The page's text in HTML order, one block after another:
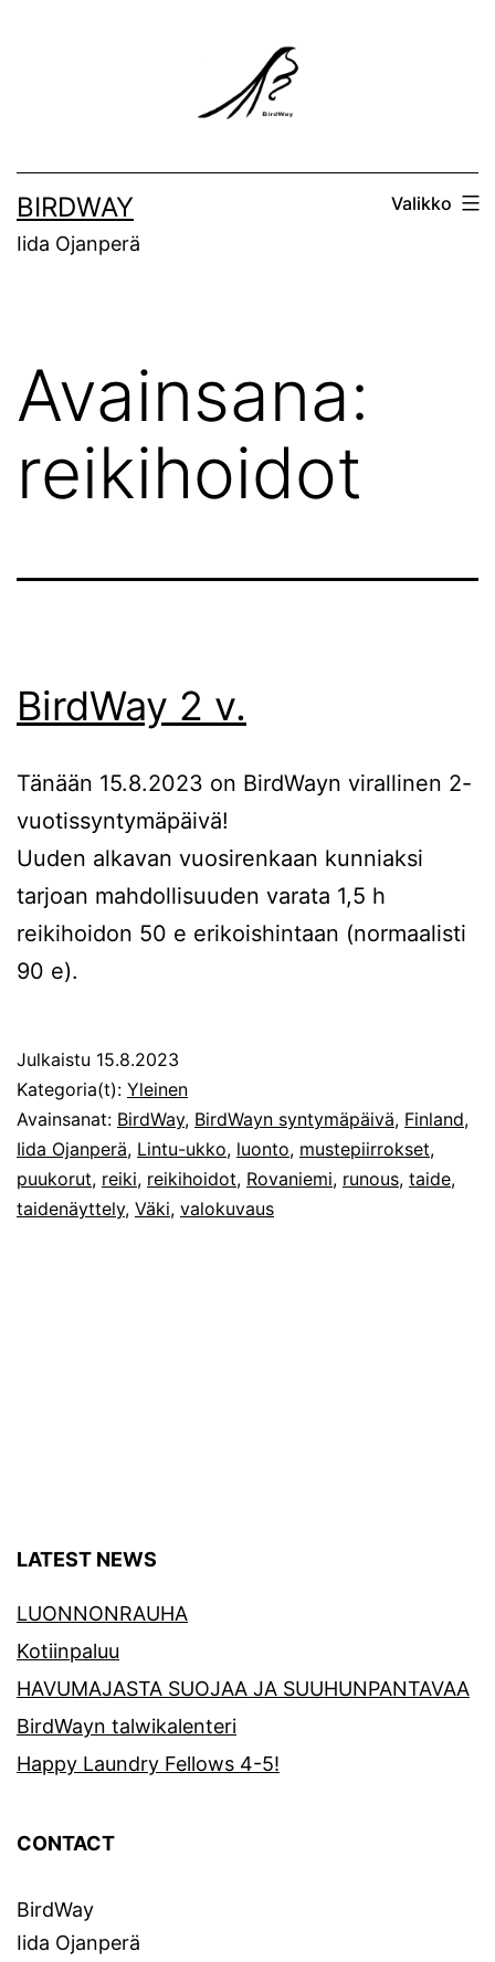
BIRDWAY
Iida Ojanperä
Valikko
Avainsana:
reikihoidot
BirdWay 2 v.
Tänään 15.8.2023 on BirdWayn virallinen 2-
vuotissyntymäpäivä!
Uuden alkavan vuosirenkaan kunniaksi
tarjoan mahdollisuuden varata 1,5 h
reikihoidon 50 e erikoishintaan (normaalisti
90 e).
Julkaistu 15.8.2023
Kategoria(t): Yleinen
Avainsanat: BirdWay, BirdWayn syntymäpäivä, Finland,
Iida Ojanperä, Lintu-ukko, luonto, mustepiirrokset,
puukorut, reiki, reikihoidot, Rovaniemi, runous, taide,
taidenäyttely, Väki, valokuvaus
LATEST NEWS
LUONNONRAUHA
Kotiinpaluu
HAVUMAJASTA SUOJAA JA SUUHUNPANTAVAA
BirdWayn talwikalenteri
Happy Laundry Fellows 4-5!
CONTACT
BirdWay
Iida Ojanperä